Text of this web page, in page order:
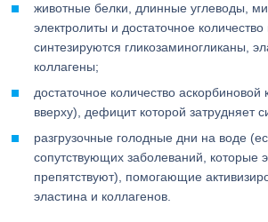
животные белки, длинные углеводы,
электролиты и достаточное
синтезируются гликозаминогликаны,
коллагены;
достаточное количество
вверху), дефицит которой затрудняет
разгрузочные голодные дни на воде
сопутствующих заболеваний, которые
препятствуют), помогающие
эластина и коллагенов.